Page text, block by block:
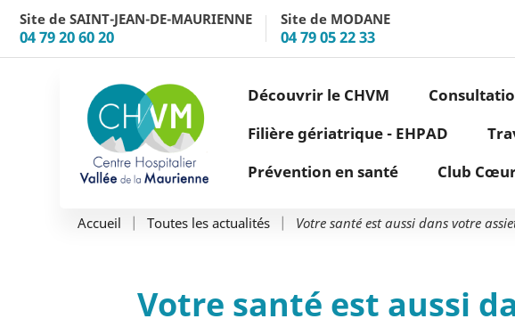
Site de SAINT-JEAN-DE-MAURIENNE
04 79 20 60 20
Site de MODANE
04 79 05 22 33
Découvrir le CHVM
Filière gériatrique - EHPAD
Prévention en santé
Club
Accueil Toutes les actualités Votre santé est aussi dans votre
Votre santé est aussi